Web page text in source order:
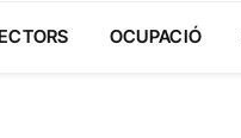
OCUPACIÓ